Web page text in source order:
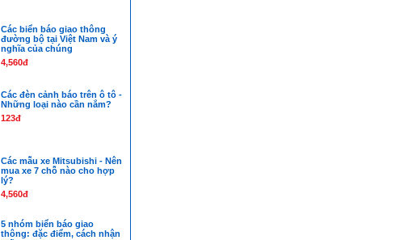
Các biển báo giao thông
đường bộ tại Việt Nam và ý
nghĩa của chúng
4,560đ
Các đèn cảnh báo trên ô tô -
Những loại nào cần nắm?
123đ
Các mẫu xe Mitsubishi - Nên
mua xe 7 chỗ nào cho hợp
lý?
4,560đ
5 nhóm biển báo giao
thông: đặc điểm, cách nhận